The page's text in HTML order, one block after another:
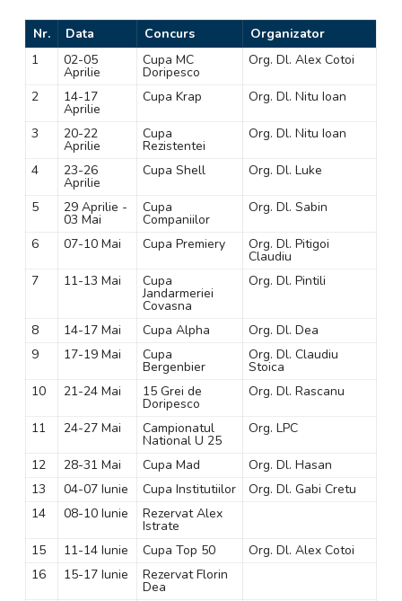
Nr. Data Concurs
Organizator
1
02-05
Aprilie
Cupa MC
Doripesco
Org. Dl. Alex Cotoi
2 14-17
Aprilie
Cupa Krap Org. Dl. Nitu Ioan
3 20-22
Aprilie
Cupa
Rezistentei
Org. Dl. Nitu Ioan
4 23-26
Aprilie
Cupa Shell Org. Dl. Luke
5 29 Aprilie -
03 Mai
Cupa
Companiilor
Org. Dl. Sabin
6 07-10 Mai Cupa Premiery Org. Dl. Pitigoi
Claudiu
7
11-13 Mai Cupa
Jandarmeriei
Covasna
Org. Dl. Pintili
8 14-17 Mai Cupa Alpha
Org. Dl. Dea
9
17-19 Mai Cupa
Bergenbier
Org. Dl. Claudiu
Stoica
10
21-24 Mai 15 Grei de
Doripesco
Org. Dl. Rascanu
11 24-27 Mai Campionatul
National U 25
Org. LPC
12 28-31 Mai Cupa Mad
Org. Dl. Hasan
13
04-07 Iunie Cupa Institutiilor
Org. Dl. Gabi Cretu
14
08-10 Iunie Rezervat Alex
Istrate
15
11-14 Iunie Cupa Top 50
Org. Dl. Alex Cotoi
16
15-17 Iunie Rezervat Florin
Dea